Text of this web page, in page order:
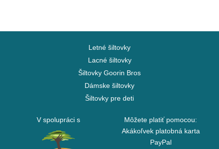
Letné šiltovky
Lacné šiltovky
Šiltovky Goorin Bros
Dámske šiltovky
Šiltovky pre deti
V spolupráci s
Môžete platiť pomocou:
Akákoľvek platobná karta
PayPal